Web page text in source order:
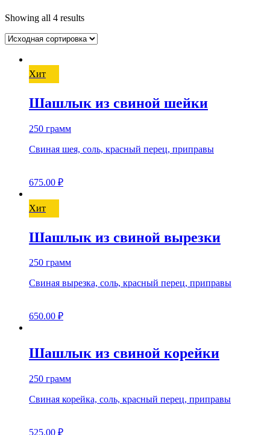
Showing all 4 results
Хит
Шашлык из свиной шейки
250 грамм
Свиная шея, соль, красный перец, приправы
675.00 ₽
Хит
Шашлык из свиной вырезки
250 грамм
Свиная вырезка, соль, красный перец, приправы
650.00 ₽
Шашлык из свиной корейки
250 грамм
Свиная корейка, соль, красный перец, приправы
525.00 ₽